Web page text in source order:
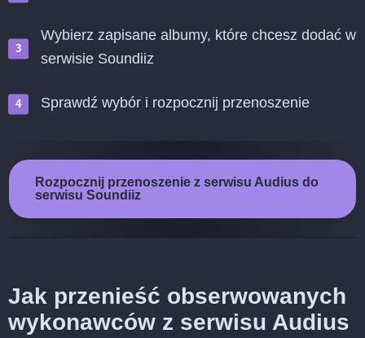
Wybierz zapisane albumy, które chcesz dodać w
serwisie Soundiiz
Sprawdź wybór i rozpocznij przenoszenie
Rozpocznij przenoszenie z serwisu Audius do
serwisu Soundiiz
Jak przenieść obserwowanych
wykonawców z serwisu Audius